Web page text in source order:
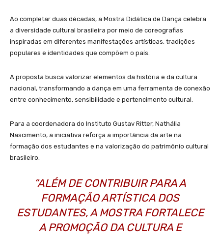
Ao completar duas décadas, a Mostra Didática de Dança celebra
a diversidade cultural brasileira por meio de coreografias
inspiradas em diferentes manifestações artísticas, tradições
populares e identidades que compõem o país.
A proposta busca valorizar elementos da história e da cultura
nacional, transformando a dança em uma ferramenta de conexão
entre conhecimento, sensibilidade e pertencimento cultural.
Para a coordenadora do Instituto Gustav Ritter, Nathália
Nascimento, a iniciativa reforça a importância da arte na
formação dos estudantes e na valorização do patrimônio cultural
brasileiro.
“ALÉM DE CONTRIBUIR PARA A
FORMAÇÃO ARTÍSTICA DOS
ESTUDANTES, A MOSTRA FORTALECE
A PROMOÇÃO DA CULTURA E